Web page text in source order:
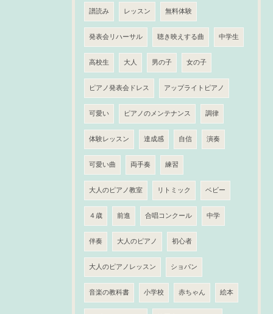
譜読み レッスン 無料体験
発表会リハーサル 聴き映えする曲 中学生
高校生 大人 男の子 女の子
ピアノ発表会ドレス アップライトピアノ
可愛い ピアノのメンテナンス 調律
体験レッスン 達成感 自信 演奏
可愛い曲 両手奏 練習
大人のピアノ教室 リトミック ベビー
４歳 前進 合唱コンクール 中学
伴奏 大人のピアノ 初心者
大人のピアノレッスン ショパン
音楽の教科書 小学校 赤ちゃん 絵本